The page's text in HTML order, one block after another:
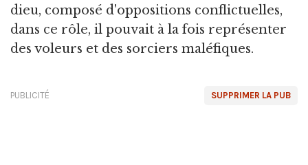
dieu, composé d'oppositions conflictuelles,
dans ce rôle, il pouvait à la fois représenter
des voleurs et des sorciers maléfiques.
SUPPRIMER LA PUB
PUBLICITÉ